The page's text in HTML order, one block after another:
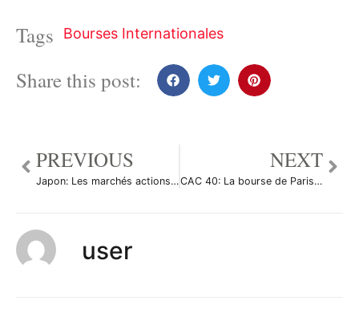
Tags Bourses Internationales
Share this post:
PREVIOUS
Japon: Les marchés actions finissent en baisse; l’indice Nikkei 225 recule de 0,30%
NEXT
CAC 40: La bourse de Paris corrige après 3 séances de hausse
user